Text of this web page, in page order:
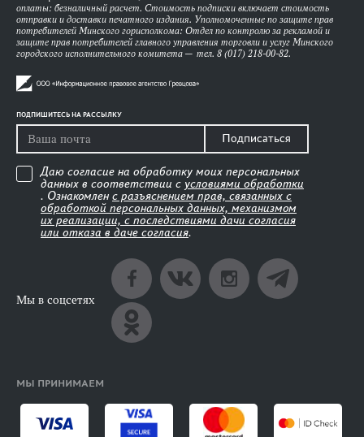
оплаты: безналичный расчет. Стоимость подписки включает стоимость
отправки и доставки печатного издания. Уполномоченные по защите прав
потребителей Минского горисполкома: Отдел по контролю за рекламой и
защите прав потребителей главного управления торговли и услуг Минского
городского исполнительного комитета — тел. 8 (017) 218-00-82.
ПОДПИШИТЕСЬ НА РАССЫЛКУ
Подписаться
Даю согласие на обработку моих персональных
данных в соответствии с условиями обработки
. Ознакомлен с разъяснением прав, связанных с
обработкой персональных данных, механизмом
их реализации, с последствиями дачи согласия
или отказа в даче согласия.
Мы в соцсетях
МЫ ПРИНИМАЕМ